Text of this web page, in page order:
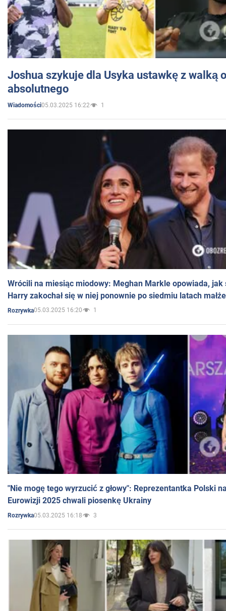
Joshua szykuje dla Usyka ustawkę z walką
absolutnego
Wiadomości05.03.2025 16:22 1
Wrócili na miesiąc miodowy: Meghan Markle opowiada, jak
Harry zakochał się w niej ponownie po siedmiu latach
Rozrywka05.03.2025 16:20 1
"Nie mogę tego wyrzucić z głowy": Reprezentantka Polski
Eurowizji 2025 chwali piosenkę Ukrainy
Rozrywka05.03.2025 16:18 3